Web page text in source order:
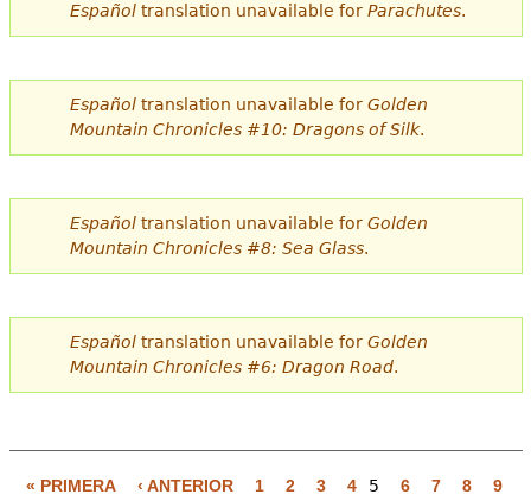
Españoltranslation unavailable for Parachutes.
Españoltranslation unavailable for Golden
Mountain Chronicles #10: Dragons of Silk.
Españoltranslation unavailable for Golden
Mountain Chronicles #8: Sea Glass.
Españoltranslation unavailable for Golden
Mountain Chronicles #6: Dragon Road.
« PRIMERA ‹ ANTERIOR 1 2 3 4 5 6 7 8 9